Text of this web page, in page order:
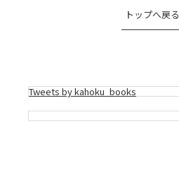
トップへ戻る
Tweets by kahoku_books